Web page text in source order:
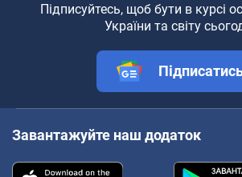
Підписуйтесь, щоб бути в курсі
України та світу
Завантажуйте наш додаток